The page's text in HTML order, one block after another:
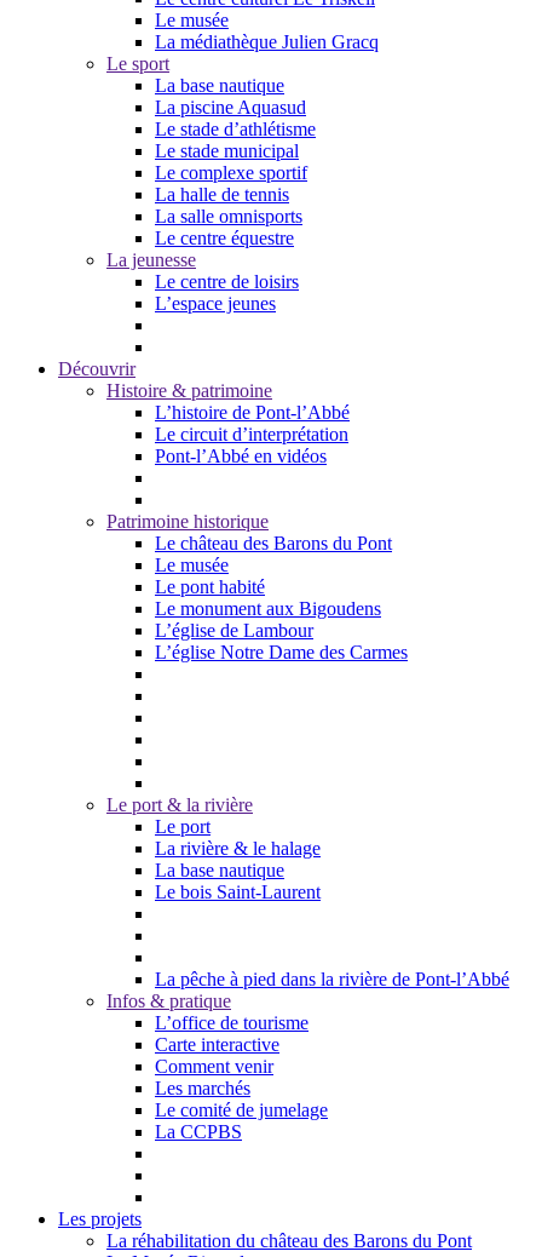
Le musée
La médiathèque Julien Gracq
Le sport
La base nautique
La piscine Aquasud
Le stade d’athlétisme
Le stade municipal
Le complexe sportif
La halle de tennis
La salle omnisports
Le centre équestre
La jeunesse
Le centre de loisirs
L’espace jeunes
Découvrir
Histoire & patrimoine
L’histoire de Pont-l’Abbé
Le circuit d’interprétation
Pont-l’Abbé en vidéos
Patrimoine historique
Le château des Barons du Pont
Le musée
Le pont habité
Le monument aux Bigoudens
L’église de Lambour
L’église Notre Dame des Carmes
Le port & la rivière
Le port
La rivière & le halage
La base nautique
Le bois Saint-Laurent
La pêche à pied dans la rivière de Pont-l’Abbé
Infos & pratique
L’office de tourisme
Carte interactive
Comment venir
Les marchés
Le comité de jumelage
La CCPBS
Les projets
La réhabilitation du château des Barons du Pont